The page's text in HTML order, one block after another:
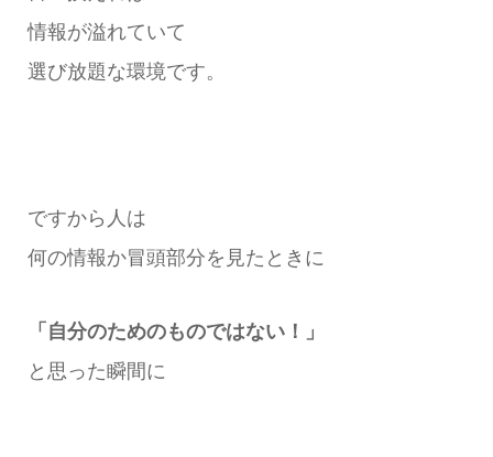
情報が溢れていて
選び放題な環境です。
ですから人は
何の情報か冒頭部分を見たときに
「自分のためのものではない！」
と思った瞬間に